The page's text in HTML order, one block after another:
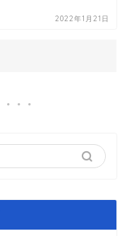
2022年1月21日